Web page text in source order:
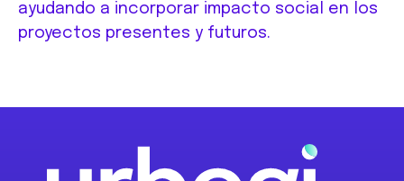
ayudando a incorporar impacto social en los
proyectos presentes y futuros.
Footer